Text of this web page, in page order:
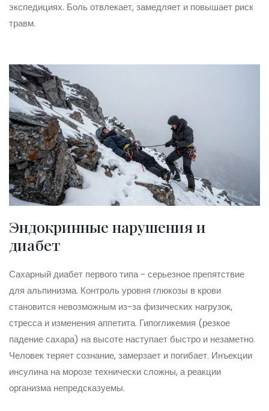
экспедициях. Боль отвлекает, замедляет и повышает риск
травм.
Эндокринные нарушения и
диабет
Сахарный диабет первого типа - серьезное препятствие
для альпинизма. Контроль уровня глюкозы в крови
становится невозможным из-за физических нагрузок,
стресса и изменения аппетита. Гипогликемия (резкое
падение сахара) на высоте наступает быстро и незаметно.
Человек теряет сознание, замерзает и погибает. Инъекции
инсулина на морозе технически сложны, а реакции
организма непредсказуемы.